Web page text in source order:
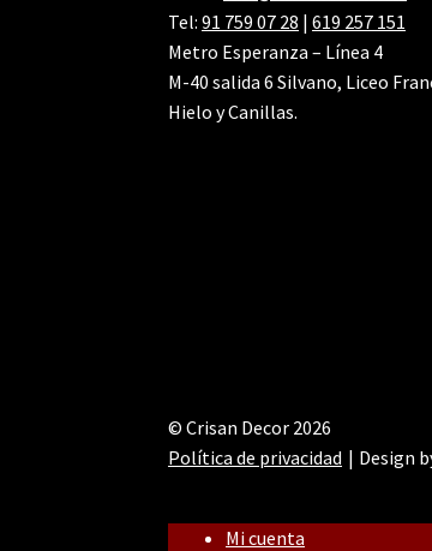
Tel:91 759 07 28 |619 257 151
Metro Esperanza – Línea 4
M-40 salida 6 Silvano, Liceo
Hielo y Canillas.
© Crisan Decor 2026
Política de privacidad
Design
Mi cuenta